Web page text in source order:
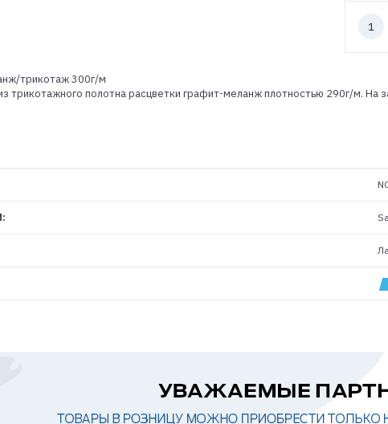
трикотаж 300г/м
трикотажного полотна расцветки графит-меланж плотностью 290г/м. На